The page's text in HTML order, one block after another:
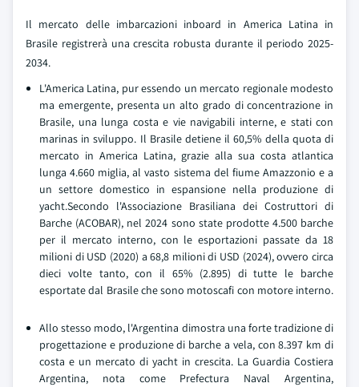
Il mercato delle imbarcazioni inboard in America Latina in
Brasile registrerà una crescita robusta durante il periodo 2025-
2034.
L'America Latina, pur essendo un mercato regionale modesto
ma emergente, presenta un alto grado di concentrazione in
Brasile, una lunga costa e vie navigabili interne, e stati con
marinas in sviluppo. Il Brasile detiene il 60,5% della quota di
mercato in America Latina, grazie alla sua costa atlantica
lunga 4.660 miglia, al vasto sistema del fiume Amazzonio e a
un settore domestico in espansione nella produzione di
yacht.Secondo l'Associazione Brasiliana dei Costruttori di
Barche (ACOBAR), nel 2024 sono state prodotte 4.500 barche
per il mercato interno, con le esportazioni passate da 18
milioni di USD (2020) a 68,8 milioni di USD (2024), ovvero circa
dieci volte tanto, con il 65% (2.895) di tutte le barche
esportate dal Brasile che sono motoscafi con motore interno.
Allo stesso modo, l'Argentina dimostra una forte tradizione di
progettazione e produzione di barche a vela, con 8.397 km di
costa e un mercato di yacht in crescita. La Guardia Costiera
Argentina, nota come Prefectura Naval Argentina,